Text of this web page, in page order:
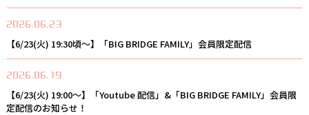
2026.06.23
【6/23(火) 19:30頃〜】「BIG BRIDGE FAMILY」会員限定配信
2026.06.19
【6/23(火) 19:00〜】「Youtube 配信」&「BIG BRIDGE FAMILY」会員限
定配信のお知らせ！